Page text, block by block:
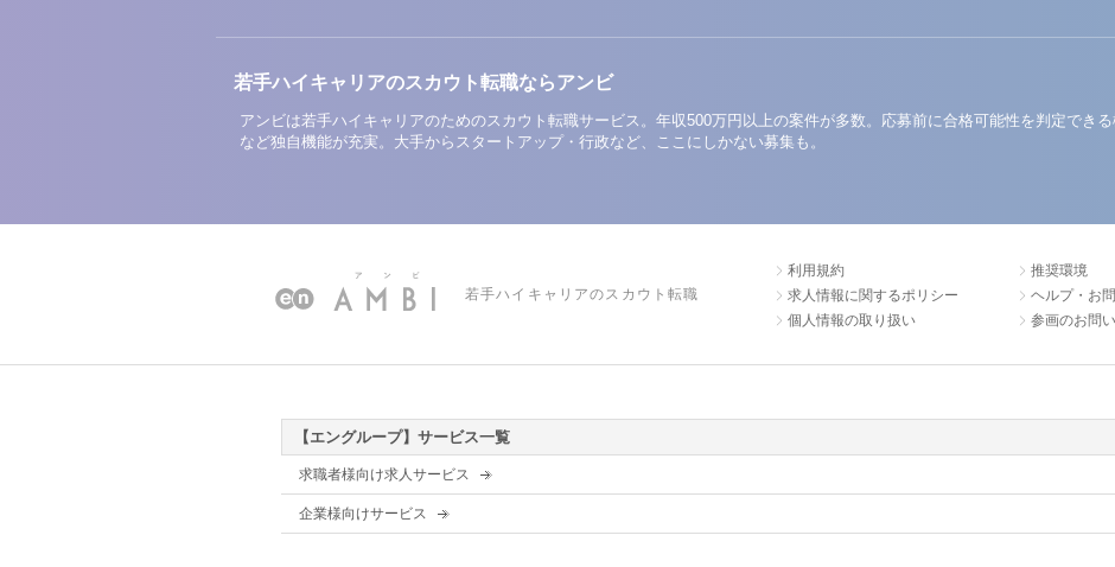
若手ハイキャリアのスカウト転職ならアンビ
アンビは若手ハイキャリアのためのスカウト転職サービス。年収500万円以上の案件が多数。応募前に合格可能性を判定でき
など独自機能が充実。大手からスタートアップ・行政など、ここにしかない募集も。
若手ハイキャリアのスカウト転職
利用規約
求人情報に関するポリシー
個人情報の取り扱い
推奨環境
ヘルプ・お
参画のお問
【エングループ】サービス一覧
求職者様向け求人サービス
企業様向けサービス